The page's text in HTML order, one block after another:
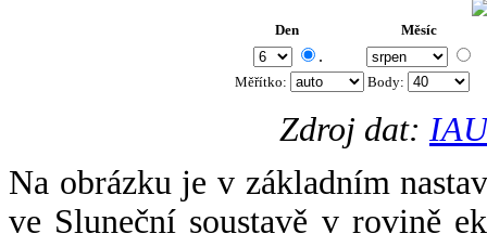
Den Měsíc
.
Měřítko: Body:
Zdroj dat:
Na obrázku je v základním
ve Sluneční soustavě v rovině